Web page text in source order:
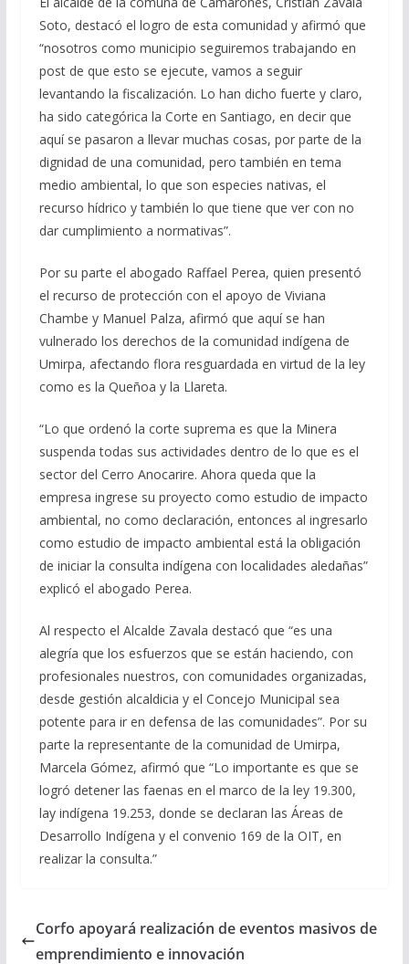
Soto, destacó el logro de esta comunidad y afirmó que
“nosotros como municipio seguiremos trabajando en
post de que esto se ejecute, vamos a seguir
levantando la fiscalización. Lo han dicho fuerte y claro,
ha sido categórica la Corte en Santiago, en decir que
aquí se pasaron a llevar muchas cosas, por parte de la
dignidad de una comunidad, pero también en tema
medio ambiental, lo que son especies nativas, el
recurso hídrico y también lo que tiene que ver con no
dar cumplimiento a normativas”.
Por su parte el abogado Raffael Perea, quien presentó
el recurso de protección con el apoyo de Viviana
Chambe y Manuel Palza, afirmó que aquí se han
vulnerado los derechos de la comunidad indígena de
Umirpa, afectando flora resguardada en virtud de la ley
como es la Queñoa y la Llareta.
“Lo que ordenó la corte suprema es que la Minera
suspenda todas sus actividades dentro de lo que es el
sector del Cerro Anocarire. Ahora queda que la
empresa ingrese su proyecto como estudio de impacto
ambiental, no como declaración, entonces al ingresarlo
como estudio de impacto ambiental está la obligación
de iniciar la consulta indígena con localidades aledañas”
explicó el abogado Perea.
Al respecto el Alcalde Zavala destacó que “es una
alegría que los esfuerzos que se están haciendo, con
profesionales nuestros, con comunidades organizadas,
desde gestión alcaldicia y el Concejo Municipal sea
potente para ir en defensa de las comunidades”. Por su
parte la representante de la comunidad de Umirpa,
Marcela Gómez, afirmó que “Lo importante es que se
logró detener las faenas en el marco de la ley 19.300,
lay indígena 19.253, donde se declaran las Áreas de
Desarrollo Indígena y el convenio 169 de la OIT, en
realizar la consulta.”
Corfo apoyará realización de eventos masivos de
emprendimiento e innovación